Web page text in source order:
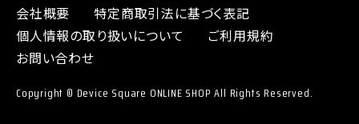
会社概要
特定商取引法に基づく表記
個人情報の取り扱いについて
ご利用規約
お問い合わせ
Copyright © Device Square ONLINE SHOP All Rights Reserved.